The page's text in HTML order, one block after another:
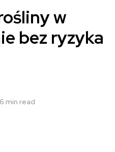
w
bez ryzyka
min read